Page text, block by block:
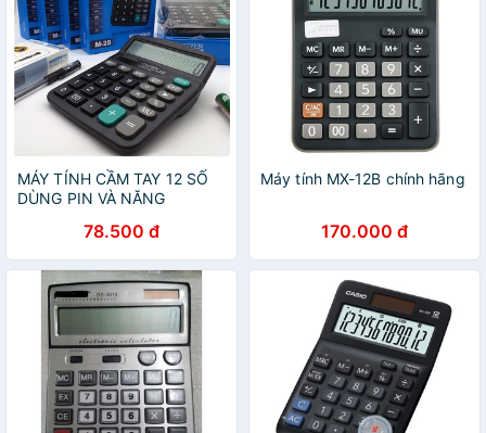
MÁY TÍNH CẦM TAY 12 SỐ
DÙNG PIN VÀ NĂNG
78.500 đ
Máy tính MX-12B chính hãng
170.000 đ